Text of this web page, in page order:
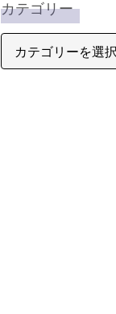
カテゴリー